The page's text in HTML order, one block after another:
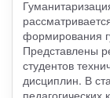
формирования
Представлены
студентов
дисциплин. В
педагогических